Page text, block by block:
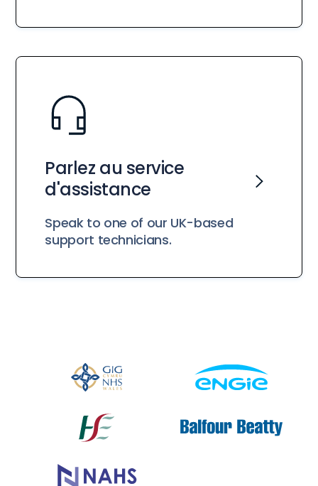
Parlez au service
d'assistance
Speak to one of our UK-based
support technicians.